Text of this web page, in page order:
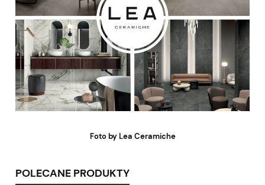
Foto by Lea Ceramiche
POLECANE PRODUKTY